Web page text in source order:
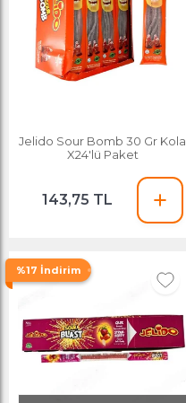
Jelido Sour Bomb 30 Gr Kola
X24'lü Paket
143,75 TL
%17 İndirim